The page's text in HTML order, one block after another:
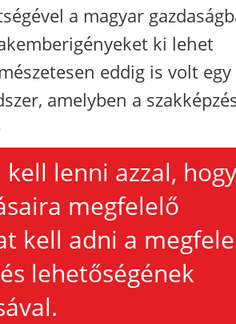
a magyar
ki lehet
eddig is volt egy
amelyben a
lenni azzal,
megfelelő
kell adni a
lehetőségének